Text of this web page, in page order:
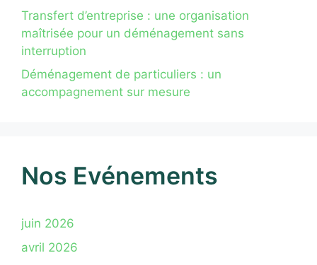
Transfert d’entreprise : une organisation
maîtrisée pour un déménagement sans
interruption
Déménagement de particuliers : un
accompagnement sur mesure
Nos Evénements
juin 2026
avril 2026